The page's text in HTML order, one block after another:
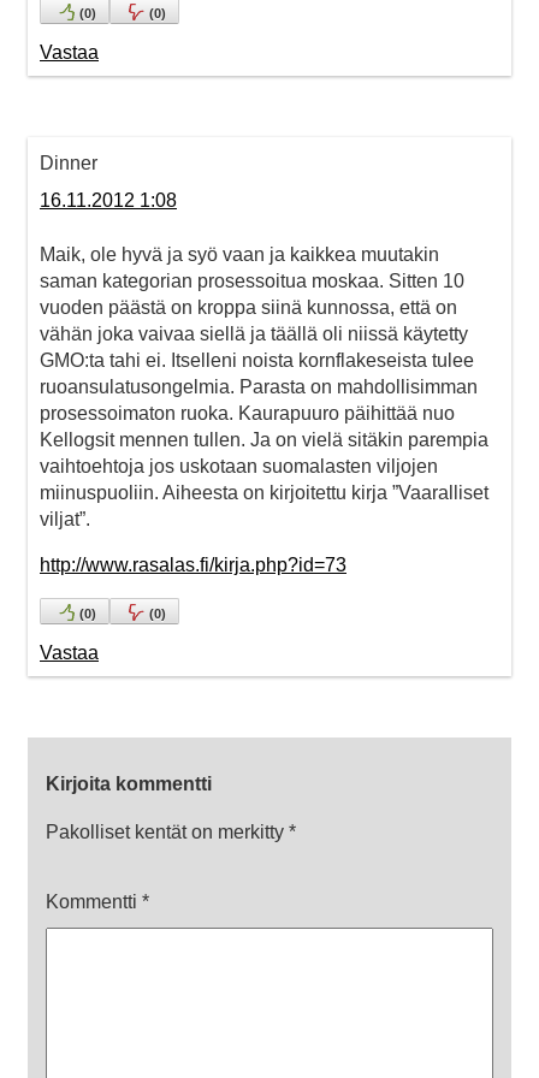
(0) (0)
Vastaa
Dinner
16.11.2012 1:08
Maik, ole hyvä ja syö vaan ja kaikkea muutakin
saman kategorian prosessoitua moskaa. Sitten 10
vuoden päästä on kroppa siinä kunnossa, että on
vähän joka vaivaa siellä ja täällä oli niissä käytetty
GMO:ta tahi ei. Itselleni noista kornflakeseista tulee
ruoansulatusongelmia. Parasta on mahdollisimman
prosessoimaton ruoka. Kaurapuuro päihittää nuo
Kellogsit mennen tullen. Ja on vielä sitäkin parempia
vaihtoehtoja jos uskotaan suomalasten viljojen
miinuspuoliin. Aiheesta on kirjoitettu kirja ”Vaaralliset
viljat”.
http://www.rasalas.fi/kirja.php?id=73
(0) (0)
Vastaa
Kirjoita kommentti
Pakolliset kentät on merkitty *
Kommentti *